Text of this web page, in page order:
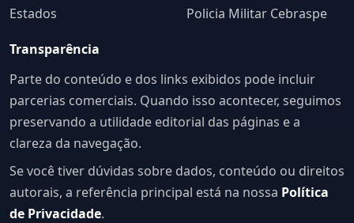
Estados
Policia Militar Cebraspe
Transparência
Parte do conteúdo e dos links exibidos pode incluir
parcerias comerciais. Quando isso acontecer, seguimos
preservando a utilidade editorial das páginas e a
clareza da navegação.
Se você tiver dúvidas sobre dados, conteúdo ou direitos
autorais, a referência principal está na nossa Política
de Privacidade.